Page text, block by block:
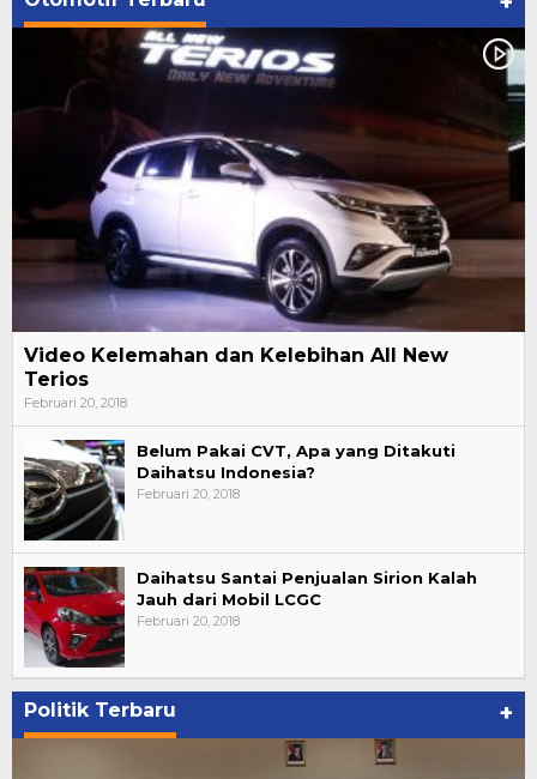
Video Kelemahan dan Kelebihan All New
Terios
Februari 20, 2018
Belum Pakai CVT, Apa yang Ditakuti
Daihatsu Indonesia?
Februari 20, 2018
Daihatsu Santai Penjualan Sirion Kalah
Jauh dari Mobil LCGC
Februari 20, 2018
Politik Terbaru +